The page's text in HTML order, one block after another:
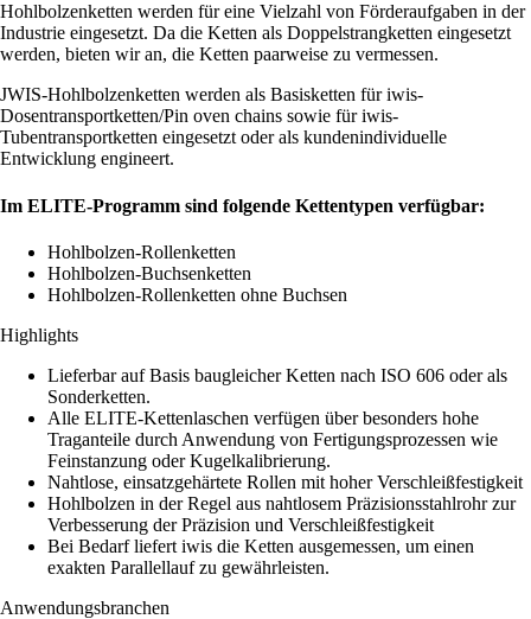
Hohlbolzenketten werden für eine Vielzahl von Förderaufgaben in der
Industrie eingesetzt. Da die Ketten als Doppelstrangketten eingesetzt
werden, bieten wir an, die Ketten paarweise zu vermessen.
JWIS-Hohlbolzenketten werden als Basisketten für iwis-
Dosentransportketten/Pin oven chains sowie für iwis-
Tubentransportketten eingesetzt oder als kundenindividuelle
Entwicklung engineert.
Im ELITE-Programm sind folgende Kettentypen verfügbar:
Hohlbolzen-Rollenketten
Hohlbolzen-Buchsenketten
Hohlbolzen-Rollenketten ohne Buchsen
Highlights
Lieferbar auf Basis baugleicher Ketten nach ISO 606 oder als
Sonderketten.
Alle ELITE-Kettenlaschen verfügen über besonders hohe
Traganteile durch Anwendung von Fertigungsprozessen wie
Feinstanzung oder Kugelkalibrierung.
Nahtlose, einsatzgehärtete Rollen mit hoher Verschleißfestigkeit
Hohlbolzen in der Regel aus nahtlosem Präzisionsstahlrohr zur
Verbesserung der Präzision und Verschleißfestigkeit
Bei Bedarf liefert iwis die Ketten ausgemessen, um einen
exakten Parallellauf zu gewährleisten.
Anwendungsbranchen